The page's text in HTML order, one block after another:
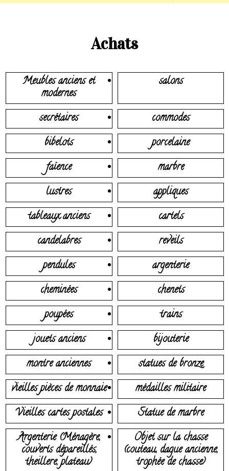
Achats
Meubles anciens et
modernes
salons
secrétaires
commodes
bibelots
porcelaine
faïence
marbre
lustres
appliques
tableaux anciens
cartels
candelabres
reveils
pendules
argenterie
cheminées
chenets
poupées
trains
jouets anciens
bijouterie
montre anciennes
statues de bronze
vieilles pièces de monnaie
médailles militaire
Vieilles cartes postales
Statue de marbre
Argenterie (Ménagère,
couverts dépareillés,
theillere, plateau)
Objet sur la chasse
(couteau, dague ancienne,
trophée de chasse)